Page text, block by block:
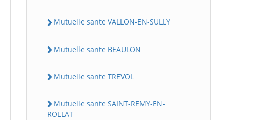
Mutuelle sante VALLON-EN-SULLY
Mutuelle sante BEAULON
Mutuelle sante TREVOL
Mutuelle sante SAINT-REMY-EN-
ROLLAT